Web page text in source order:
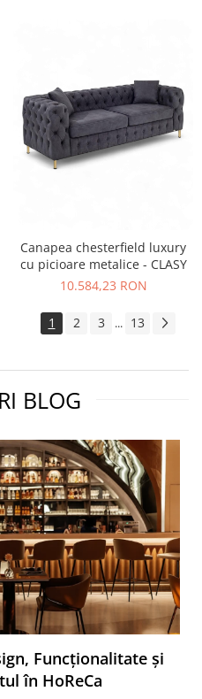
Canapea chesterfield luxury
cu picioare metalice - CLASY
10.584,23 RON
1 2 3 ... 13
BLOG
Funcționalitate și
în HoReCa